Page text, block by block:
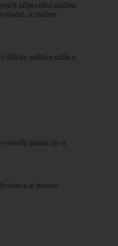
připevnění můžete
si můžete
šňůrky udělám uzlík a
vytvořit patinu (to si
a je hotovo.